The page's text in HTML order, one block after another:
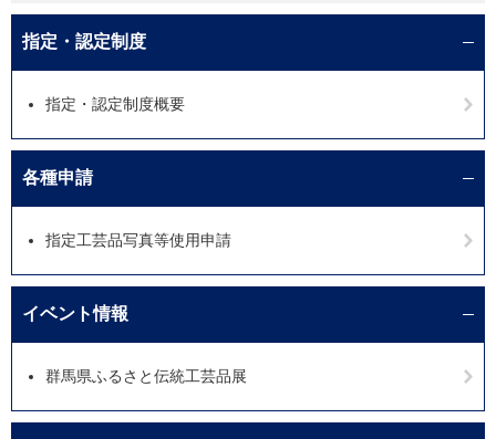
指定・認定制度
指定・認定制度概要
各種申請
指定工芸品写真等使用申請
イベント情報
群馬県ふるさと伝統工芸品展